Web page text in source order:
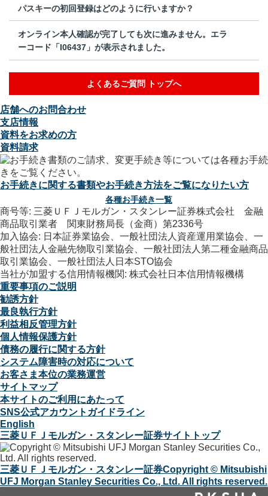
パスキーの初回登録はどのように行いますか？
オンライン本人確認が完了しても次に進みません。エラ
ーコード「I06437」が表示されました。
よくあるご質問 トップへ
店舗へのお問合わせ
支店情報
資料をお求めの方
資料請求
お手続きに関する書類やお手続き方法をご覧になりたい方
各種お手続き一覧
商号等: 三菱ＵＦＪモルガン・スタンレー証券株式会社 金融
商品取引業者 関東財務局長（金商）第2336号
加入協会: 日本証券業協会、一般社団法人資産運用業協会、一
般社団法人金融先物取引業協会、一般社団法人第二種金融商品
取引業協会、一般社団法人日本STO協会
当社が加盟する信用情報機関: 株式会社日本信用情報機構
重要事項のご説明
勧誘方針
最良執行方針
利益相反管理方針
個人情報保護方針
債務の履行に関する方針
システム障害時の対応について
お客さま本位の業務運営
サイトマップ
本サイトのご利用にあたって
SNS公式アカウントガイドライン
English
三菱ＵＦＪモルガン・スタンレー証券サイトトップ
三菱ＵＦＪモルガン・スタンレー証券Copyright © Mitsubishi
UFJ Morgan Stanley Securities Co., Ltd. All rights reserved.